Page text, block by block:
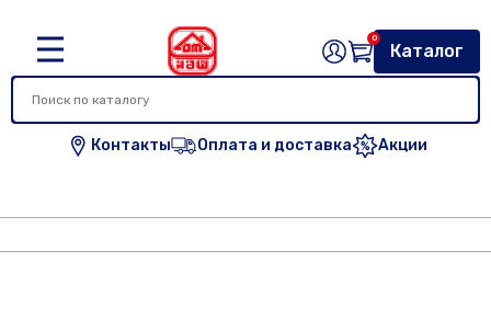
Контакты Оплата и доставка Акции
Каталог
0